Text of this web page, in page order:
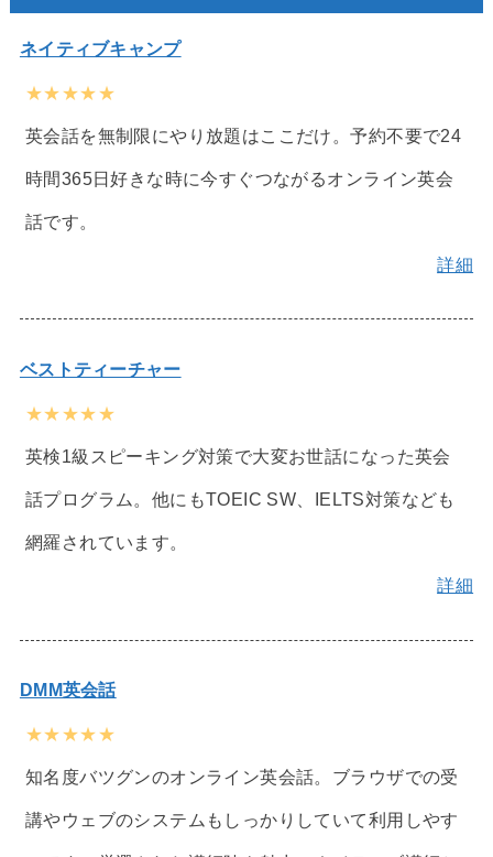
ネイティブキャンプ
★★★★★
英会話を無制限にやり放題はここだけ。予約不要で24
時間365日好きな時に今すぐつながるオンライン英会
話です。
詳細
ベストティーチャー
★★★★★
英検1級スピーキング対策で大変お世話になった英会
話プログラム。他にもTOEIC SW、IELTS対策なども
網羅されています。
詳細
DMM英会話
★★★★★
知名度バツグンのオンライン英会話。ブラウザでの受
講やウェブのシステムもしっかりしていて利用しやす